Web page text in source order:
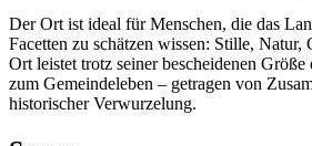
Der Ort ist ideal für Menschen, die das
Facetten zu schätzen wissen: Stille, Natur,
Ort leistet trotz seiner bescheidenen
zum Gemeindeleben – getragen von
historischer Verwurzelung.